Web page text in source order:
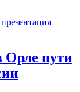
Орле пути